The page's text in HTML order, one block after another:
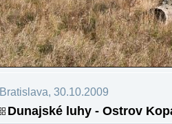
Bratislava, 30.10.2009
Dunajské luhy - Ostrov